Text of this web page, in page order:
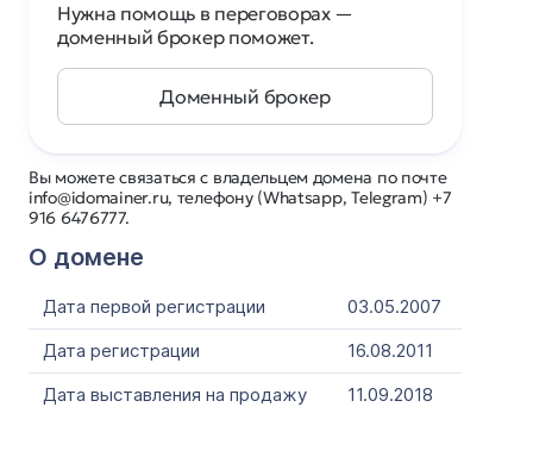
Вы можете связаться с владельцем домена по почте
info@idomainer.ru, телефону (Whatsapp, Telegram) +7
916 6476777.
О домене
Дата первой регистрации
03.05.2007
Дата регистрации
16.08.2011
Дата выставления на продажу
11.09.2018
Нужна помощь в переговорах —
доменный брокер поможет.
Доменный брокер